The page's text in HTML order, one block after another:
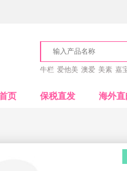
牛栏 爱他美 澳爱 美素 嘉
页 保税直发 海外直